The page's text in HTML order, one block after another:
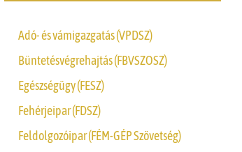
Adó- és vámigazgatás (VPDSZ)
Büntetésvégrehajtás (FBVSZOSZ)
Egészségügy (FESZ)
Fehérjeipar (FDSZ)
Feldolgozóipar (FÉM-GÉP Szövetség)